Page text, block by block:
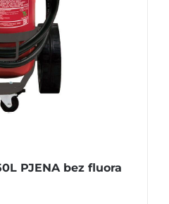
PJENA bez fluora